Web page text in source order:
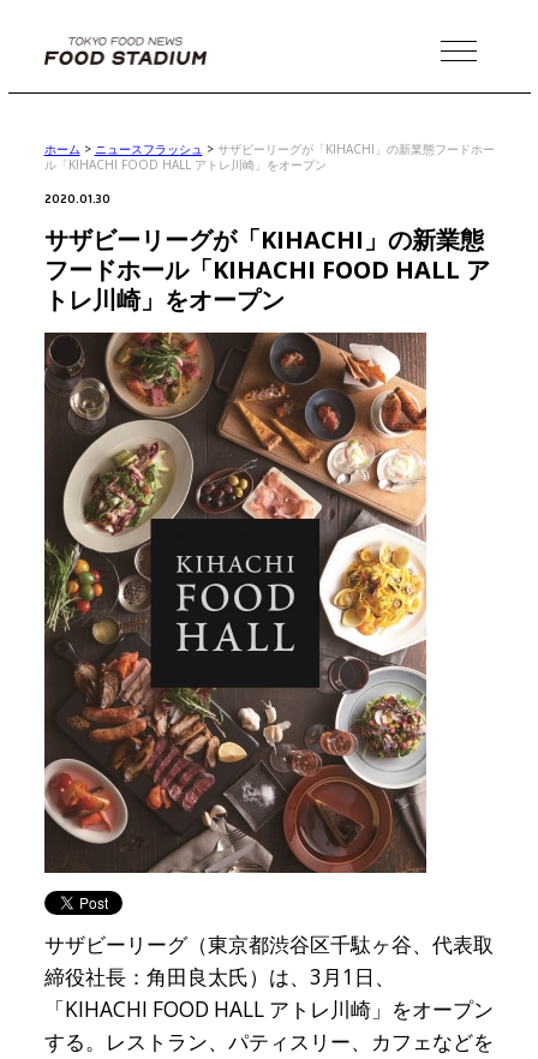
MENU
ホーム > ニュースフラッシュ > サザビーリーグが「KIHACHI」の新業態フードホー
ル「KIHACHI FOOD HALL アトレ川崎」をオープン
2020.01.30
サザビーリーグが「KIHACHI」の新業態
フードホール「KIHACHI FOOD HALL ア
トレ川崎」をオープン
サザビーリーグ（東京都渋谷区千駄ヶ谷、代表取
締役社長：角田良太氏）は、3月1日、
「KIHACHI FOOD HALL アトレ川崎」をオープン
する。レストラン、パティスリー、カフェなどを